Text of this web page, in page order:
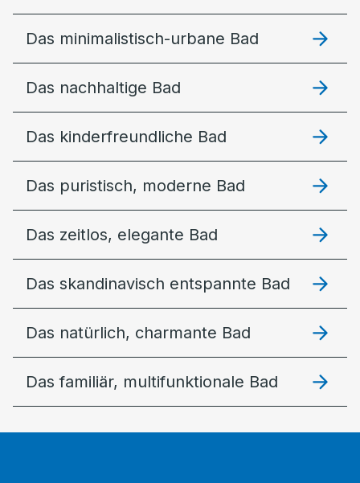
Das minimalistisch-urbane Bad
Das nachhaltige Bad
Das kinderfreundliche Bad
Das puristisch, moderne Bad
Das zeitlos, elegante Bad
Das skandinavisch entspannte Bad
Das natürlich, charmante Bad
Das familiär, multifunktionale Bad